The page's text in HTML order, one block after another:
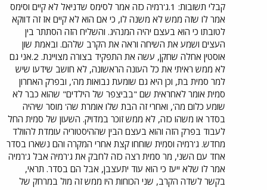
קבלי תשובות: 1.ג'רמיה כזה אמר לסימס שדניאל לא קיים וסימס
אמר לו שזה ממש לא משנה לו, כי אם הוא לא קיים אז זה דווקא
לטובתו כי הוא בעצם יהיה המנהיג. והשליח הזה הסתתר בין
העצים ושמע את השיחה וראה את הקרב שלהם. ובאמת שון
אוסטין אחלה שחקן, עשה את התפקיד בצורה מצויינת. 2.אני גם
לא ממש ראיתי את כל העונה הראשונה, לא חושב שידעו שיש
למר סמית בת, וכן היא גם שומעת נבואות מה', ובפרק האחרון
סמית אומר לאחראית שם "בביצפר של הילדים" שהוא כבר לא
שומע כלום מה', ואחרי זה הבת שלו אומרת שה' מוסר שיהיה
בסדר או משהו כזה, לא ממש זוכר במדויק. השעון של סמית החל
לעבוד בפרק הזה והוא בעצם הבין שההיסטוריה עומדת להוולד
מחדש. ג'רמיה וסמית שוחחו קצת אחרי המקרה והם נשארו בסדר
אחד עם השני, מר סמית רצה כזה לחבק את ג'רמיה אבל ג'רמיה
אמר לו שלא ייעז כי הוא עוד יתעצבן, אבל הם בסדר. תראי,
בקשר לשדה הקרב, שני הכוחות היו ממש זה מול במרחק של